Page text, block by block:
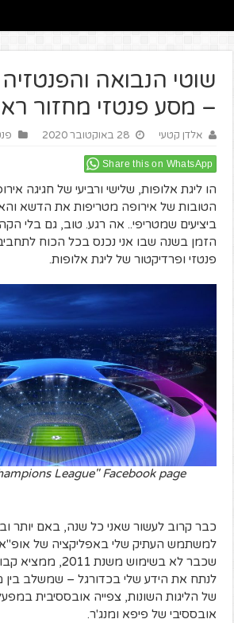
שוטי הנבואה
– מסע פנטזי מחזור
אלדן קטעי 28 באוקטובר 2020
Share this on WhatsApp
הו ליגת אלופות, שלישי ורביעי של חגיגה
הטובות של אירופה מטריפות את הדשא
ביציעים שמטריפי.. אה רגע. טוב, גם בלי
הזמן בשנה שבו אני נכנס בכל הכוח
פנטזי ופרדיקטור של ליגת אלופות.
League" Facebook page
כבר קרוב לעשור שאני כל שנה, באם יותר
למשתמש העתיק שלי באפליקציה של אופ"א
שכבר לא בשימוש
לנתח את הידע שלי בכדורגל – שמשלב
של הליגות השונות, צפייה אובססיבית
אובססיבי של פיפא ומנג'ר.